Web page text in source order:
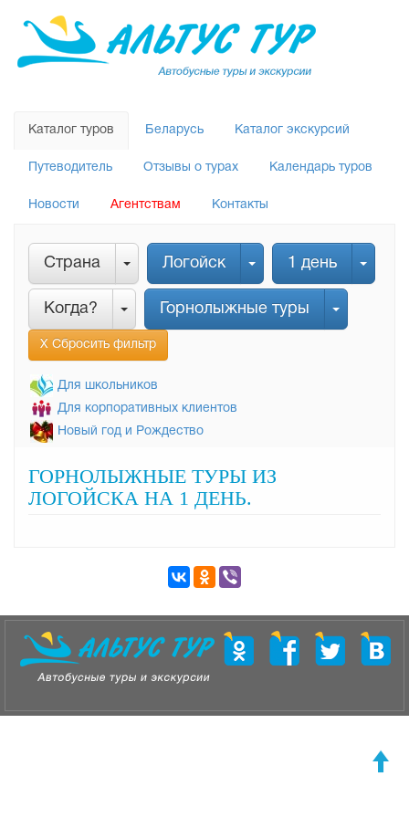
Каталог туров Беларусь Каталог экскурсий
Путеводитель Отзывы о турах Календарь туров
Новости Агентствам Контакты
Страна Логойск 1 день
Когда? Горнолыжные туры
Х Сбросить фильтр
Для школьников
Для корпоративных клиентов
Новый год и Рождество
ГОРНОЛЫЖНЫЕ ТУРЫ ИЗ
ЛОГОЙСКА НА 1 ДЕНЬ.